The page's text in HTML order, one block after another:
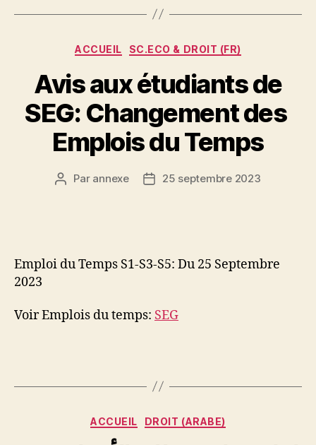
Catégories
ACCUEIL SC.ECO & DROIT (FR)
Avis aux étudiants de
SEG: Changement des
Emplois du Temps
Auteur
Par annexe
Date25 septembre 2023
Emploi du Temps S1-S3-S5: Du 25 Septembre
2023
Voir Emplois du temps: SEG
Catégories
ACCUEIL DROIT (ARABE)